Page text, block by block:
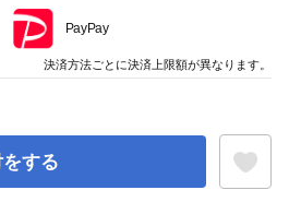
する
PayPay
決済方法ごとに決済上限額が異なります。